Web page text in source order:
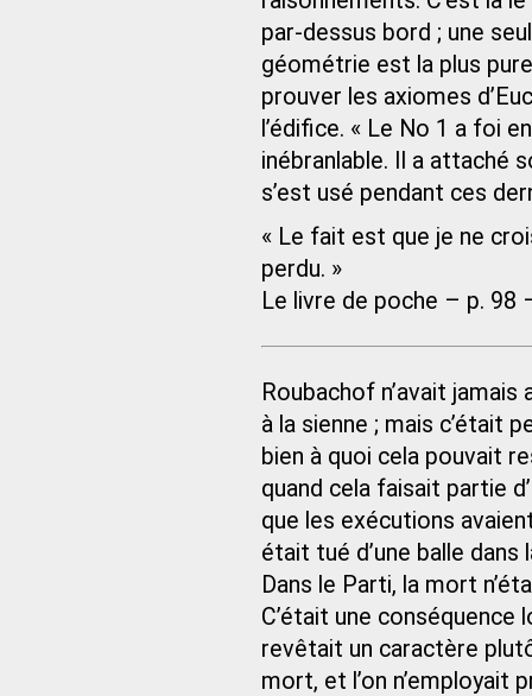
par-dessus bord ; une
géométrie est la plus
prouver les axiomes
l’édifice. « Le No 1 a foi
inébranlable. Il a attaché
s’est usé pendant ces
« Le fait est que je ne
perdu. »
Le livre de poche – p. 98
Roubachof n’avait
à la sienne ; mais c’était
bien à quoi cela pouvait
quand cela faisait partie
que les exécutions
était tué d’une balle dans
Dans le Parti, la mort
C’était une
revêtait un caractère
mort, et l’on n’employait